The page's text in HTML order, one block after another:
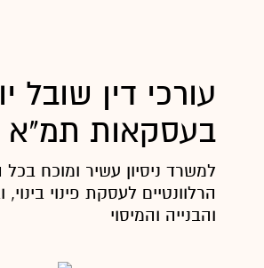
עורכי דין
בעסקאות תמ"א 38 הריסה ובנייה
למשרד ניסיון עשיר ומוכח
הרלוונטיים לעסקת פינוי
והבנייה והמיסוי